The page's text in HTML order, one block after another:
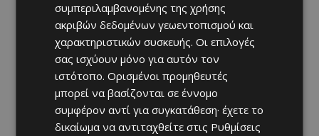
συμπεριλαμβανομένης της χρήσης
ακριβών δεδομένων γεωεντοπισμού και
χαρακτηριστικών συσκευής. Οι επιλογές
σας ισχύουν μόνο για αυτόν τον
ιστότοπο. Ορισμένοι προμηθευτές
μπορεί να βασίζονται σε έννομο
συμφέρον αντί για συγκατάθεση· έχετε το
δικαίωμα να αντιταχθείτε στις Ρυθμίσεις